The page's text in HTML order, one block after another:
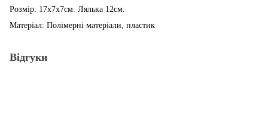
Розмір: 17х7х7см. Лялька 12см.
Матеріал: Полімерні матеріали, пластик
Відгуки